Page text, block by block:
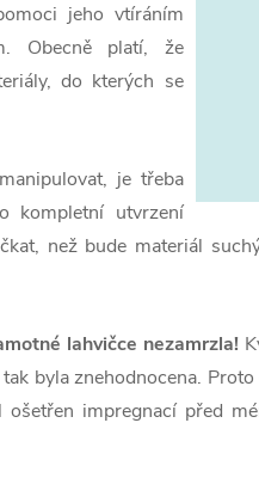
jeho vtíráním
Obecně platí, že
do kterých se
je třeba
kompletní utvrzení
než bude materiál
lahvičce nezamrzla!
byla znehodnocena.
impregnací před